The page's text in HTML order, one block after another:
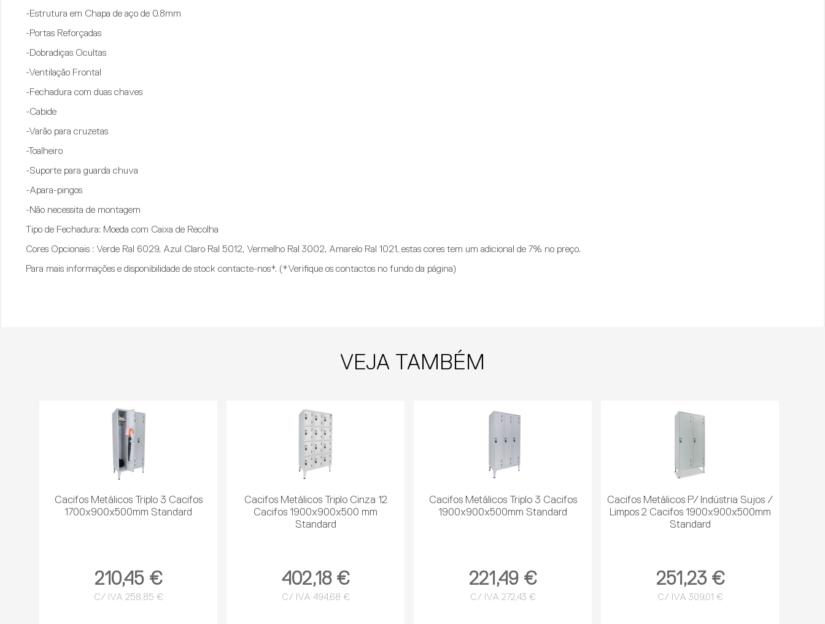
-Estrutura em Chapa de aço de 0.8mm
-Portas Reforçadas
-Dobradiças Ocultas
-Ventilação Frontal
-Fechadura com duas chaves
-Cabide
-Varão para cruzetas
-Toalheiro
-Suporte para guarda chuva
-Apara-pingos
-Não necessita de montagem
Tipo de Fechadura: Moeda com Caixa de Recolha
Cores Opcionais : Verde Ral 6029, Azul Claro Ral 5012, Vermelho Ral 3002, Amarelo Ral 1021, estas cores tem um adicional de 7% no preço.
Para mais informações e disponibilidade de stock contacte-nos*. (*Verifique os contactos no fundo da página)
VEJA TAMBÉM
Cacifos Metálicos Triplo 3 Cacifos
1700x900x500mm Standard
210,45 €
C/ IVA 258,85 €
Cacifos Metálicos Triplo Cinza 12
Cacifos 1900x900x500 mm
Standard
402,18 €
C/ IVA 494,68 €
Cacifos Metálicos Triplo 3 Cacifos
1900x900x500mm Standard
221,49 €
C/ IVA 272,43 €
Cacifos Metálicos P/ Indústria Sujos /
Limpos 2 Cacifos 1900x900x500mm
Standard
251,23 €
C/ IVA 309,01 €